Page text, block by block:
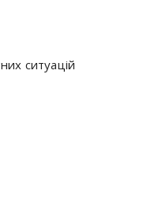
ситуацій